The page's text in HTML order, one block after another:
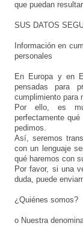
que puedan
SUS DATOS
Información en
personales
En Europa y en
pensadas para
cumplimiento para
Por ello, es
perfectamente
pedimos.
Así, seremos
con un lenguaje
qué haremos con
Por favor, si una
duda, puede
¿Quiénes somos?
o Nuestra